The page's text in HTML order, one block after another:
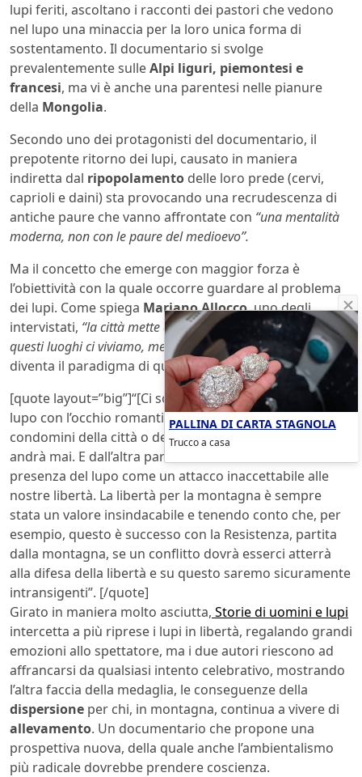
lupi feriti, ascoltano i racconti dei pastori che vedono
nel lupo una minaccia per la loro unica forma di
sostentamento. Il documentario si svolge
prevalentemente sulleAlpi liguri, piemontesi e
francesi, ma vi è anche una parentesi nelle pianure
della Mongolia.
Secondo uno dei protagonisti del documentario, il
prepotente ritorno dei lupi, causato in maniera
indiretta dal ripopolamento delle loro prede (cervi,
caprioli e daini) sta provocando una recrudescenza di
antiche paure che vanno affrontate con “una mentalità
moderna, non con le paure del medioevo”.
Ma il concetto che emerge con maggior forza è
l’obiettività con la quale occorre guardare al problema
dei lupi. Come spiega Mariano Allocco, uno degli
intervistati, “la città mette al centro l’ambiente, noi, che in
questi luoghi ci viviamo, mettiamo al centro l’uomo”. Il lupo
diventa il paradigma di questa situazione:
[quote layout=”big”]“[Ci sono, ndr] coloro che vedono il
lupo con l’occhio romantico, guardandolo dai
condomini della città o della pianura, dove il lupo non
andrà mai. E dall’altra parte ci siamo noi che vediamo la
presenza del lupo come un attacco inaccettabile alle
nostre libertà. La libertà per la montagna è sempre
stata un valore insindacabile e tenendo conto che, per
esempio, questo è successo con la Resistenza, partita
dalla montagna, se un conflitto dovrà esserci atterrà
alla difesa della libertà e su questo saremo sicuramente
intransigenti”. [/quote]
Girato in maniera molto asciutta, Storie di uomini e lupi
intercetta a più riprese i lupi in libertà, regalando grandi
emozioni allo spettatore, ma i due autori riescono ad
affrancarsi da qualsiasi intento celebrativo, mostrando
l’altra faccia della medaglia, le conseguenze della
dispersione per chi, in montagna, continua a vivere di
allevamento. Un documentario che propone una
prospettiva nuova, della quale anche l’ambientalismo
più radicale dovrebbe prendere coscienza.
PALLINA DI CARTA STAGNOLA
Trucco a casa